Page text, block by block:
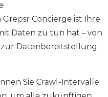
Concierge ist Ihre
Daten zu tun hat – von
Datenbereitstellung
Sie Crawl-Intervalle